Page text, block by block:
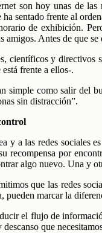
son hoy unas de
sentado frente al
de exhibición.
amigos. Antes de que
científicos y directivos
frente a ellos-.
simple como salir del
sin distracción”.
y a las redes sociales
recompensa por
algo nuevo. Una y
que las redes
pueden marcar la
el flujo de
que